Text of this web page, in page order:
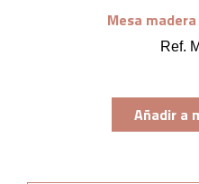
Mesa
Ref.
Añadir a